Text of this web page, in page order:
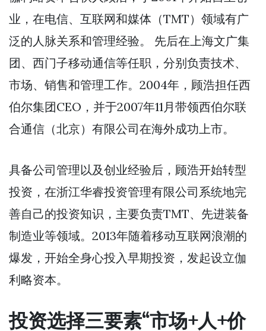
业，在电信、互联网和媒体（TMT）领域有广
泛的人脉关系和管理经验。 先后在上海文广集
团、西门子移动通信等任职，分别负责技术、
市场、销售和管理工作。2004年，顾浩担任西
伯尔集团CEO，并于2007年11月带领西伯尔联
合通信（北京）有限公司在海外成功上市。
具备公司管理以及创业经验后，顾浩开始转型
投资，在浙江华睿投资管理有限公司系统地完
善自己的投资知识，主要负责TMT、先进装备
制造业等领域。2013年随着移动互联网浪潮的
爆发，开始全身心投入早期投资，发起设立伽
利略资本。
投资选择三要素“市场+人+价